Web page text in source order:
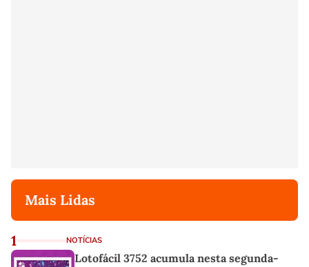
Mais Lidas
1 NOTÍCIAS
Lotofácil 3752 acumula nesta segunda-